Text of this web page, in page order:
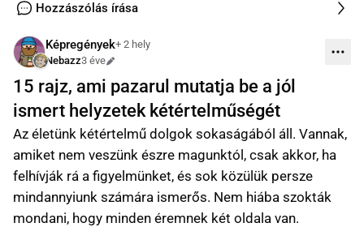
Hozzászólás írása
Képregények+ 2 hely
Nebazz3 éve
Szerkesztve
15 rajz, ami pazarul mutatja be a jól
ismert helyzetek kétértelműségét
Az életünk kétértelmű dolgok sokaságából áll. Vannak,
amiket nem veszünk észre magunktól, csak akkor, ha
felhívják rá a figyelmünket, és sok közülük persze
mindannyiunk számára ismerős. Nem hiába szokták
mondani, hogy minden éremnek két oldala van.